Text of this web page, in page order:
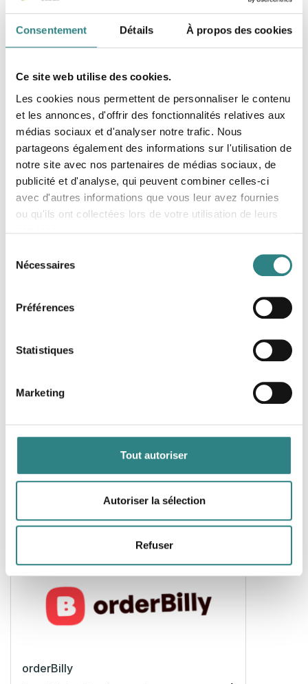
Consentement Détails À propos des cookies
Ce site web utilise des cookies.
Les cookies nous permettent de personnaliser le contenu
et les annonces, d'offrir des fonctionnalités relatives aux
médias sociaux et d'analyser notre trafic. Nous
partageons également des informations sur l'utilisation de
notre site avec nos partenaires de médias sociaux, de
publicité et d'analyse, qui peuvent combiner celles-ci
avec d'autres informations que vous leur avez fournies
ou qu'ils ont collectées lors de votre utilisation de leurs
Nécessaires
Préférences
Statistiques
Marketing
Tout autoriser
Autoriser la sélection
Refuser
Plateforme de commande en ligne pour le secteur
de la restauration
Deliverect
management so you can focus on your craft and
your customers.
Dineflow is an app framework developed to give
any type of restaurant its own communication and
A smart, modern and innovative app that provides
a host of benefits, both for the guest and the
orderBilly